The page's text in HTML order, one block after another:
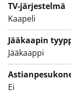
TV-järjestelmä
Kaapeli
Jääkaapin
Jääkaappi
Ei